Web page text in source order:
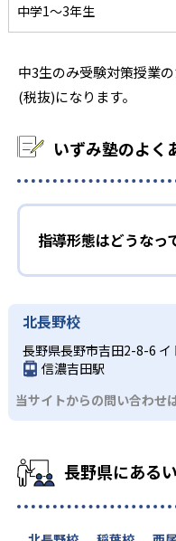
中学1〜3年生
中3生のみ受験対策授業
(税抜)になります。
いずみ塾のよく
指導形態はどうなっ
北長野校
長野県長野市吉田2-8-6 イ
信濃吉田駅
当サイトからの問い合わせ
長野県にある